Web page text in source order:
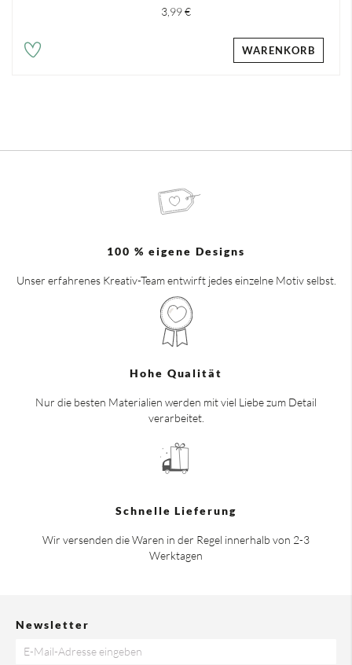
3,99 €
WARENKORB
100 % eigene Designs
Unser erfahrenes Kreativ-Team entwirft jedes einzelne Motiv selbst.
Hohe Qualität
Nur die besten Materialien werden mit viel Liebe zum Detail
verarbeitet.
Schnelle Lieferung
Wir versenden die Waren in der Regel innerhalb von 2-3
Werktagen
Newsletter